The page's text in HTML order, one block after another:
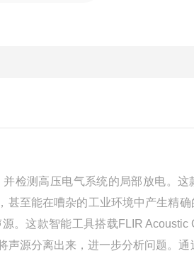
检测高压电气系统的局部放电。
至能在嘈杂的工业环境中产生精
。这款智能工具搭载FLIR Acoustic
源分离出来，进一步分析问题。